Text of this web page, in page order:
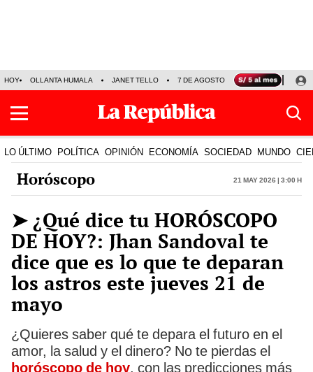
HOY OLLANTA HUMALA JANET TELLO 7 DE AGOSTO TINKA RESULTADOS
LO ÚLTIMO POLÍTICA OPINIÓN ECONOMÍA SOCIEDAD MUNDO
Horóscopo 21 May 2026 | 3:00 h
➤ ¿Qué dice tu HORÓSCOPO
DE HOY?: Jhan Sandoval te
dice que es lo que te deparan
los astros este jueves 21 de
mayo
¿Quieres saber qué te depara el futuro en el
amor, la salud y el dinero? No te pierdas el
horóscopo de hoy, con las predicciones más